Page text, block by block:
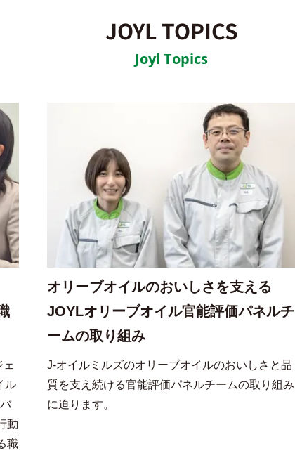
JOYL TOPICS
Joyl Topics
ル
動
職
オリーブオイルのおいしさを支える
JOYLオリーブオイル官能評価パネルチ
ームの取り組み
J-オイルミルズのオリーブオイルのおいしさと品
質を支え続ける官能評価パネルチームの取り組み
に迫ります。